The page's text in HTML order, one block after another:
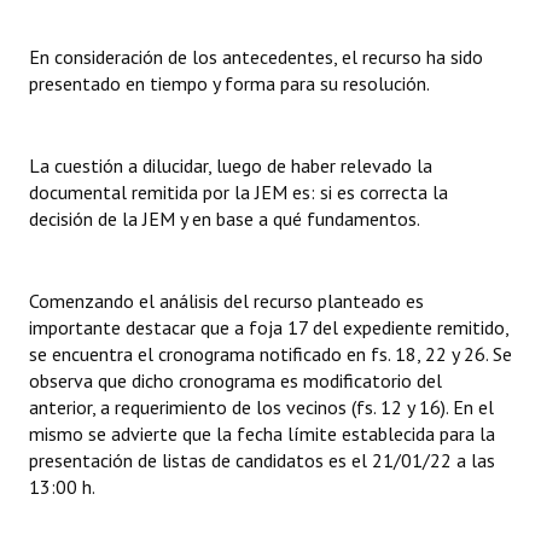
En consideración de los antecedentes, el recurso ha sido
presentado en tiempo y forma para su resolución.
La cuestión a dilucidar, luego de haber relevado la
documental remitida por la JEM es: si es correcta la
decisión de la JEM y en base a qué fundamentos.
Comenzando el análisis del recurso planteado es
importante destacar que a foja 17 del expediente remitido,
se encuentra el cronograma notificado en fs. 18, 22 y 26. Se
observa que dicho cronograma es modificatorio del
anterior, a requerimiento de los vecinos (fs. 12 y 16). En el
mismo se advierte que la fecha límite establecida para la
presentación de listas de candidatos es el 21/01/22 a las
13:00 h.